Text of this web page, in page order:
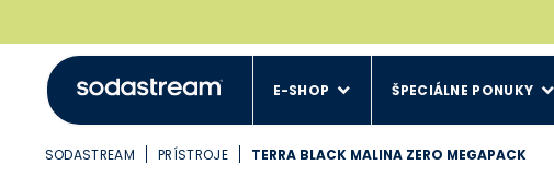
E-SHOP ŠPECIÁLNE PONUKY
SODASTREAM PRÍSTROJE TERRA BLACK MALINA ZERO MEGAPACK